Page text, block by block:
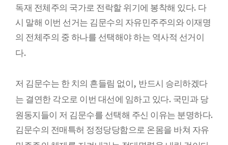
독재 전체주의 국가로 전락할 위기에 봉착해 있다. 다
시 말해 이번 선거는 김문수의 자유민주주의와 이재명
의 전체주의 중 하나를 선택해야 하는 역사적 선거이
다.
저 김문수는 한 치의 흔들림 없이, 반드시 승리하겠다
는 결연한 각오로 이번 대선에 임하고 있다. 국민과 당
원동지들이 저 김문수를 선택해 주신 이유는 분명하다.
김문수의 전매특허 정정당당함으로 온몸을 바쳐 자유